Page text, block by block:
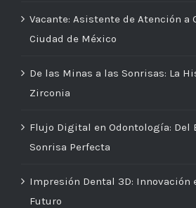
Vacante: Asistente de Atención a
Ciudad de México
De las Minas a las Sonrisas: La
Zirconia
Flujo Digital en Odontología: Del
Sonrisa Perfecta
Impresión Dental 3D: Innovación
Futuro